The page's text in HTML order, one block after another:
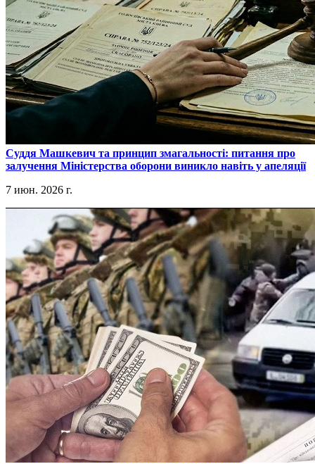
​Суддя Машкевич та принцип змагальності: питання про
залучення Міністерства оборони виникло навіть у апеляції
7 июн. 2026 г.